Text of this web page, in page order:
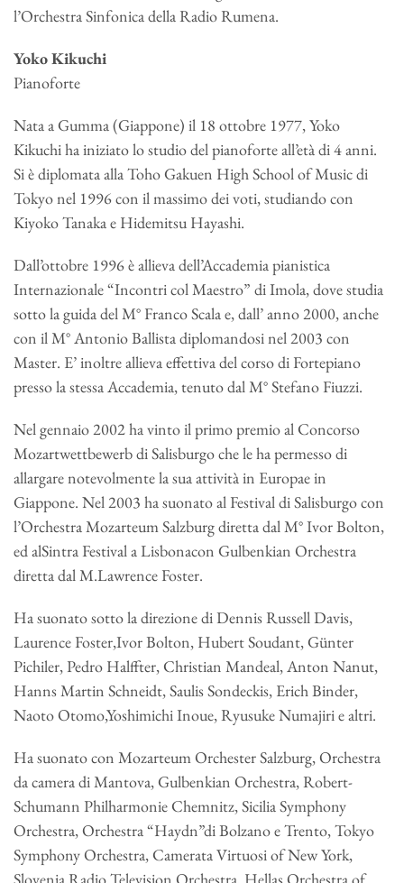
l’Orchestra Sinfonica della Radio Rumena.
Yoko Kikuchi
Pianoforte
Nata a Gumma (Giappone) il 18 ottobre 1977, Yoko
Kikuchi ha iniziato lo studio del pianoforte all’età di 4 anni.
Si è diplomata alla Toho Gakuen High School of Music di
Tokyo nel 1996 con il massimo dei voti, studiando con
Kiyoko Tanaka e Hidemitsu Hayashi.
Dall’ottobre 1996 è allieva dell’Accademia pianistica
Internazionale “Incontri col Maestro” di Imola, dove studia
sotto la guida del M° Franco Scala e, dall’ anno 2000, anche
con il M° Antonio Ballista diplomandosi nel 2003 con
Master. E’ inoltre allieva effettiva del corso di Fortepiano
presso la stessa Accademia, tenuto dal M° Stefano Fiuzzi.
Nel gennaio 2002 ha vinto il primo premio al Concorso
Mozartwettbewerb di Salisburgo che le ha permesso di
allargare notevolmente la sua attività in Europae in
Giappone. Nel 2003 ha suonato al Festival di Salisburgo con
l’Orchestra Mozarteum Salzburg diretta dal M° Ivor Bolton,
ed alSintra Festival a Lisbonacon Gulbenkian Orchestra
diretta dal M.Lawrence Foster.
Ha suonato sotto la direzione di Dennis Russell Davis,
Laurence Foster,Ivor Bolton, Hubert Soudant, Günter
Pichiler, Pedro Halffter, Christian Mandeal, Anton Nanut,
Hanns Martin Schneidt, Saulis Sondeckis, Erich Binder,
Naoto Otomo,Yoshimichi Inoue, Ryusuke Numajiri e altri.
Ha suonato con Mozarteum Orchester Salzburg, Orchestra
da camera di Mantova, Gulbenkian Orchestra, Robert-
Schumann Philharmonie Chemnitz, Sicilia Symphony
Orchestra, Orchestra “Haydn”di Bolzano e Trento, Tokyo
Symphony Orchestra, Camerata Virtuosi of New York,